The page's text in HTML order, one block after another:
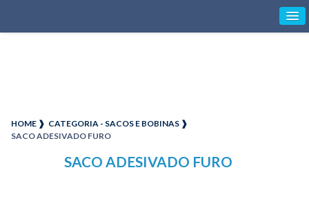
HOME ❱ CATEGORIA - SACOS E BOBINAS ❱
SACO ADESIVADO FURO
SACO ADESIVADO FURO